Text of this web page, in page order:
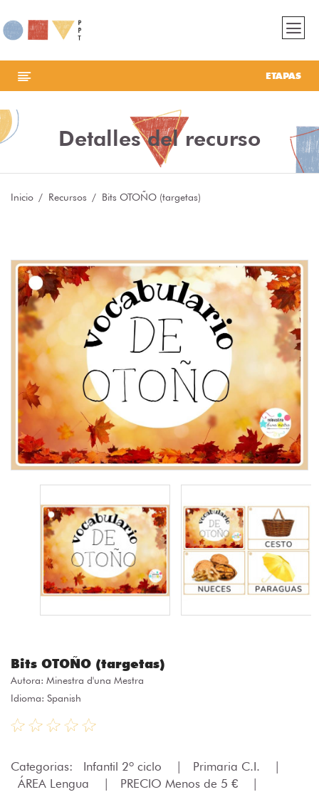
ETAPAS
Detalles del recurso
Inicio Recursos Bits OTOÑO (targetas)
Bits OTOÑO (targetas)
Autora: Minestra d'una Mestra
Idioma: Spanish
Categorias: Infantil 2º ciclo | Primaria C.I.
|
ÁREA Lengua
| PRECIO Menos de 5 €
|